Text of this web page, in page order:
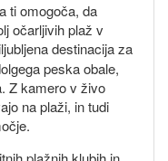
ti omogoča, da
očarljivih plaž v
destinacija za
peska obale,
Z kamero v živo
na plaži, in tudi